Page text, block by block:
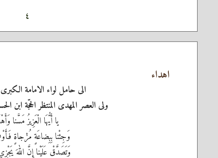
٤
اهداء
الى حامل لواء الامامة
ولى العصر المهدى المنتظر الحجّة ابن
يا أَيُّهَا الْعَزِيزُ مَسَّنا
وَجِئْنا بِبِضاعَةٍ مُزْجاةٍ
وَتَصَدَّقْ عَلَيْنا إِنَّ اللهَ